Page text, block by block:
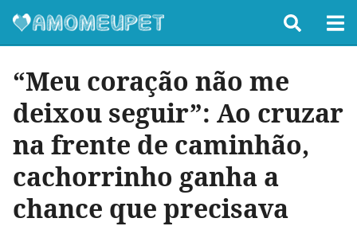
“Meu coração não me
deixou seguir”: Ao cruzar
na frente de caminhão,
cachorrinho ganha a
chance que precisava